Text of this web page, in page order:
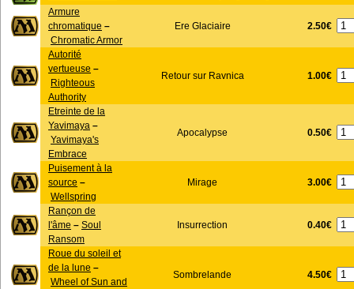
Armure
chromatique –
Chromatic Armor
Ere Glaciaire 2.50€
Autorité
vertueuse –
Righteous
Authority
Retour sur Ravnica 1.00€
Etreinte de la
Yavimaya –
Yavimaya's
Embrace
Apocalypse 0.50€
Puisement à la
source –
Wellspring
Mirage 3.00€
Rançon de
l'âme – Soul
Ransom
Insurrection 0.40€
Roue du soleil et
de la lune –
Wheel of Sun and
Sombrelande 4.50€